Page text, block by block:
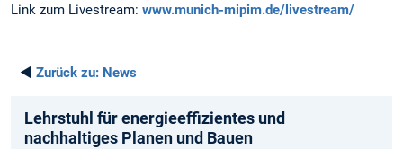
Link zum Livestream: www.munich-mipim.de/livestream/
◄ Zurück zu: News
Lehrstuhl für energieeffizientes und
nachhaltiges Planen und Bauen